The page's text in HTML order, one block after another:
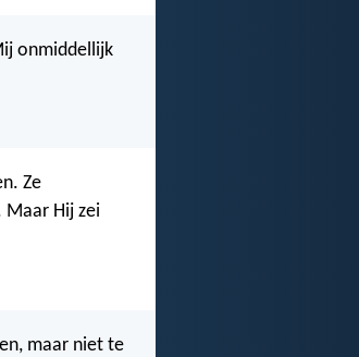
onmiddellijk
Ze
Maar Hij zei
maar niet te